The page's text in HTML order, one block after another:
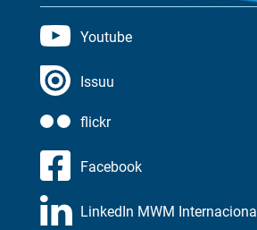
Youtube
Issuu
flickr
Facebook
LinkedIn MWM Internacional